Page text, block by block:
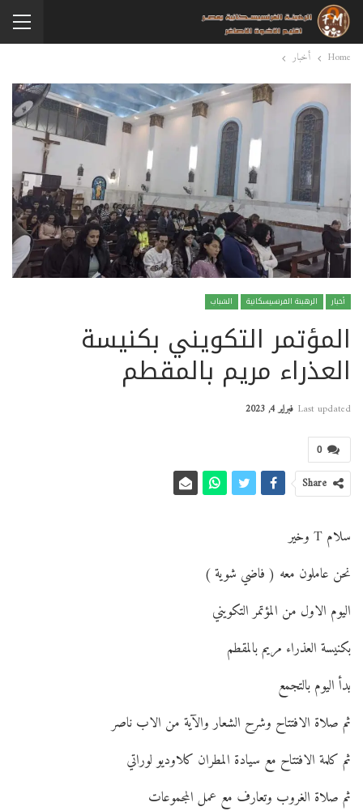
Home أخبار
أخبار الرهبنة الفرنسيسكانية الشباب
المؤتمر التكويني بكنيسة
العذراء مريم بالمقطم
Last updated فبراير 4, 2023
0
Share
سلام T وخير
نحن عاملون معه ( فاضي شوية )
اليوم الاول من المؤتمر التكويني
بكنيسة العذراء مريم بالمقطم
بدأ اليوم بالتجمع
ثم صلاة الافتتاح وشرح الشعار والآية من الاب ناصر
ثم كلمة الافتتاح مع سيادة المطران كلاوديو لوراتي
ثم صلاة الغروب وتعارف مع عمل المجموعات